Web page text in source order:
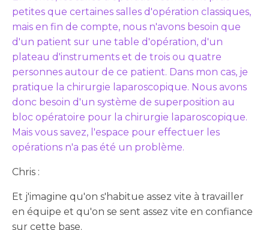
petites que certaines salles d'opération classiques,
mais en fin de compte, nous n'avons besoin que
d'un patient sur une table d'opération, d'un
plateau d'instruments et de trois ou quatre
personnes autour de ce patient. Dans mon cas, je
pratique la chirurgie laparoscopique. Nous avons
donc besoin d'un système de superposition au
bloc opératoire pour la chirurgie laparoscopique.
Mais vous savez, l'espace pour effectuer les
opérations n'a pas été un problème.
Chris :
Et j'imagine qu'on s'habitue assez vite à travailler
en équipe et qu'on se sent assez vite en confiance
sur cette base.